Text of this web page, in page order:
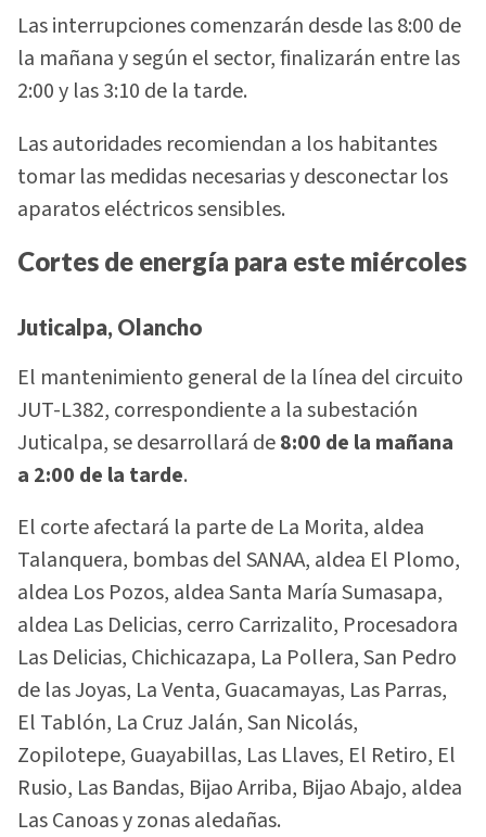
Las interrupciones comenzarán desde las 8:00 de
la mañana y según el sector, finalizarán entre las
2:00 y las 3:10 de la tarde.
Las autoridades recomiendan a los habitantes
tomar las medidas necesarias y desconectar los
aparatos eléctricos sensibles.
Cortes de energía para este miércoles
Juticalpa, Olancho
El mantenimiento general de la línea del circuito
JUT-L382, correspondiente a la subestación
Juticalpa, se desarrollará de8:00 de la mañana
a 2:00 de la tarde.
El corte afectará la parte de La Morita, aldea
Talanquera, bombas del SANAA, aldea El Plomo,
aldea Los Pozos, aldea Santa María Sumasapa,
aldea Las Delicias, cerro Carrizalito, Procesadora
Las Delicias, Chichicazapa, La Pollera, San Pedro
de las Joyas, La Venta, Guacamayas, Las Parras,
El Tablón, La Cruz Jalán, San Nicolás,
Zopilotepe, Guayabillas, Las Llaves, El Retiro, El
Rusio, Las Bandas, Bijao Arriba, Bijao Abajo, aldea
Las Canoas y zonas aledañas.